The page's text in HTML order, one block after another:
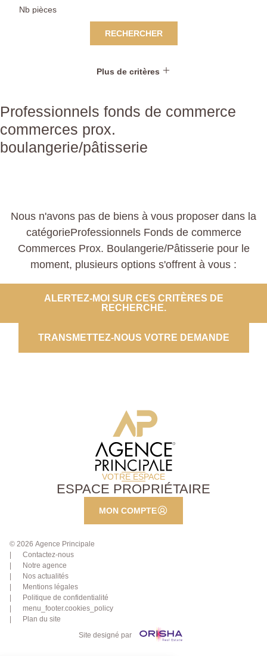
RECHERCHER
Plus de critères
Professionnels fonds de commerce
commerces prox.
boulangerie/pâtisserie
Nous n'avons pas de biens à vous proposer dans la
catégorieProfessionnels Fonds de commerce
Commerces Prox. Boulangerie/Pâtisserie pour le
moment, plusieurs options s'offrent à vous :
ALERTEZ-MOI SUR CES CRITÈRES DE
RECHERCHE.
TRANSMETTEZ-NOUS VOTRE DEMANDE
VOTRE ESPACE
ESPACE PROPRIÉTAIRE
MON COMPTE
© 2026 Agence Principale
Contactez-nous
Notre agence
Nos actualités
Mentions légales
Politique de confidentialité
menu_footer.cookies_policy
Plan du site
Site designé par